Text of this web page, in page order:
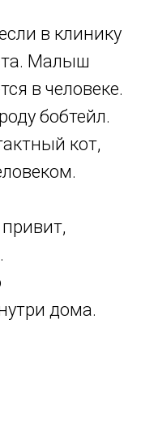
в клинику
Малыш
в человеке.
бобтейл.
кот,
дома.